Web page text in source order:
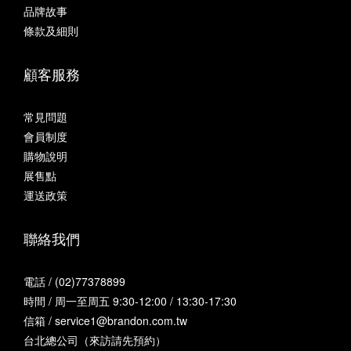
品牌故事
條款及細則
顧客服務
常見問題
會員制度
購物說明
展售點
運送政策
聯絡我們
電話 / (02)77378899
時間 / 周一至周五 9:30-12:00 / 13:30-17:30
信箱 / service1@brandon.com.tw
台北總公司（來訪請先預約）